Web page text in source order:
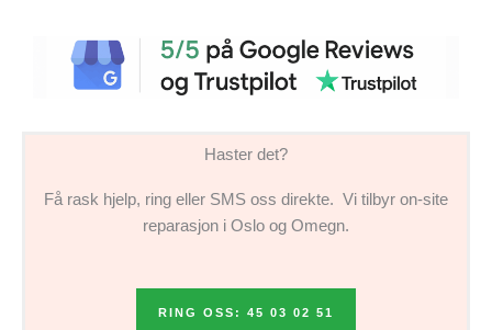
Haster det?
Få rask hjelp, ring eller SMS oss direkte. Vi tilbyr on-site
reparasjon i Oslo og Omegn.
RING OSS: 45 03 02 51